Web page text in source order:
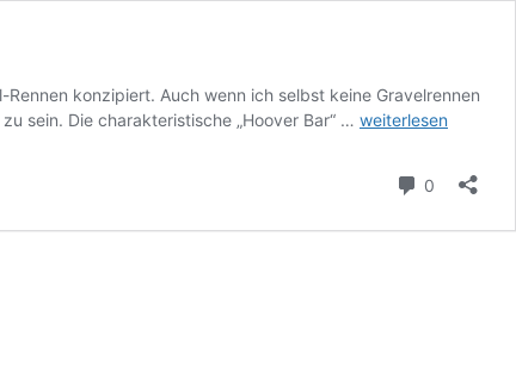
konzipiert. Auch wenn ich selbst keine Gravelrennen
sein. Die charakteristische „Hoover Bar“ … Cockpit
weiterlesen
0